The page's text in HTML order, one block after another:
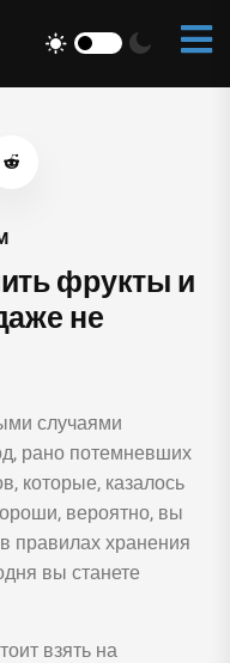
фрукты и
не
случаями
рано потемневших
которые, казалось
вероятно, вы
правилах хранения
вы станете
взять на